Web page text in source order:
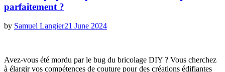
parfaitement ?
by Samuel LangierPosted
21 June 2024
Avez-vous été mordu par le bug du bricolage DIY ? Vous cherchez
à élargir vos compétences de couture pour des créations édifiantes